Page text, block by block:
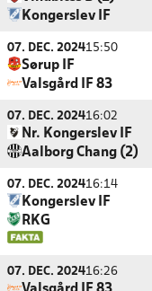
Kongerslev IF
07. DEC. 202415:50
Sørup IF
Valsgård IF 83
07. DEC. 202416:02
Nr. Kongerslev IF
Aalborg Chang (2)
07. DEC. 202416:14
Kongerslev IF
RKG
07. DEC. 202416:26